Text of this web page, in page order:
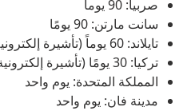
صربيا: 90 يوماً
سانت مارتن: 90 يومًا
تايلاند: 60 يوماً (تأشيرة إلكترونية)
تركيا: 30 يومًا (تأشيرة إلكترونية)
المملكة المتحدة: يوم واحد
مدينة فان: يوم واحد